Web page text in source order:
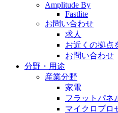
Amplitude By
Fastlite
お問い合わせ
求人
お近くの拠点
お問い合わせ
分野・用途
産業分野
家電
フラットパネ
マイクロプロ